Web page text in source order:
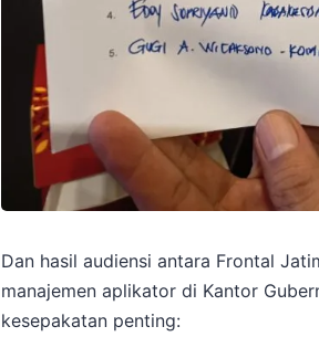
Dan hasil audiensi antara Frontal
manajemen aplikator di Kantor
kesepakatan penting: